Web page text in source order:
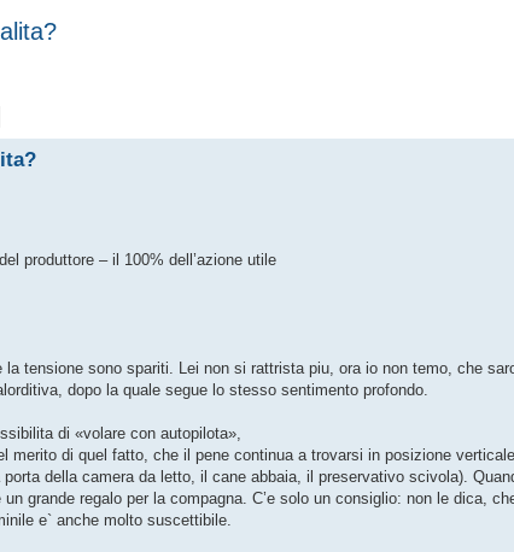
produttore – il 100% dell’azione utile
tensione sono spariti. Lei non si rattrista piu, ora io non temo, che
dopo la quale segue lo stesso sentimento profondo.
di «volare con autopilota»,
merito di quel fatto, che il pene continua a trovarsi in posizione
della camera da letto, il cane abbaia, il preservativo scivola).
grande regalo per la compagna. C’e solo un consiglio: non le dica,
e` anche molto suscettibile.